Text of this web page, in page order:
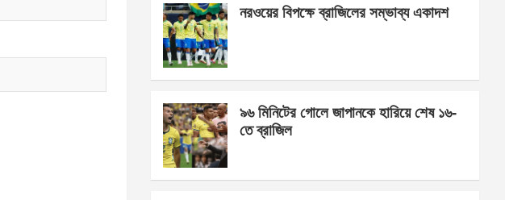
b
o
o
k
n
g
er
s
e
নরওয়ের বিপক্ষে ব্রাজিলের সম্ভাব্য একাদশ
৯৬ মিনিটের গোলে জাপানকে হারিয়ে শেষ ১৬-
তে ব্রাজিল